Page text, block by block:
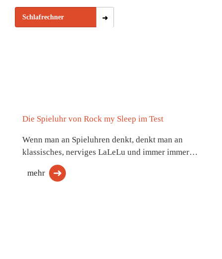
Schlafrechner
Die Spieluhr von Rock my Sleep im Test
Wenn man an Spieluhren denkt, denkt man an
klassisches, nerviges LaLeLu und immer immer…
mehr